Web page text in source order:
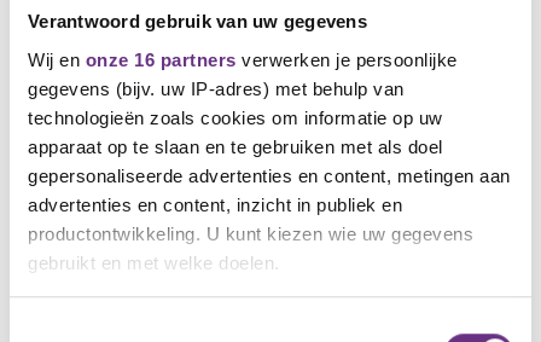
Verantwoord gebruik van uw gegevens
Wij en onze 16 partners verwerken je persoonlijke
gegevens (bijv. uw IP-adres) met behulp van
technologieën zoals cookies om informatie op uw
apparaat op te slaan en te gebruiken met als doel
gepersonaliseerde advertenties en content, metingen aan
advertenties en content, inzicht in publiek en
productontwikkeling. U kunt kiezen wie uw gegevens
gebruikt en met welke doelen.
21 oktober 2024
Onderhandelaarsakkoord cao Post NL
en Zaterdagbestellers